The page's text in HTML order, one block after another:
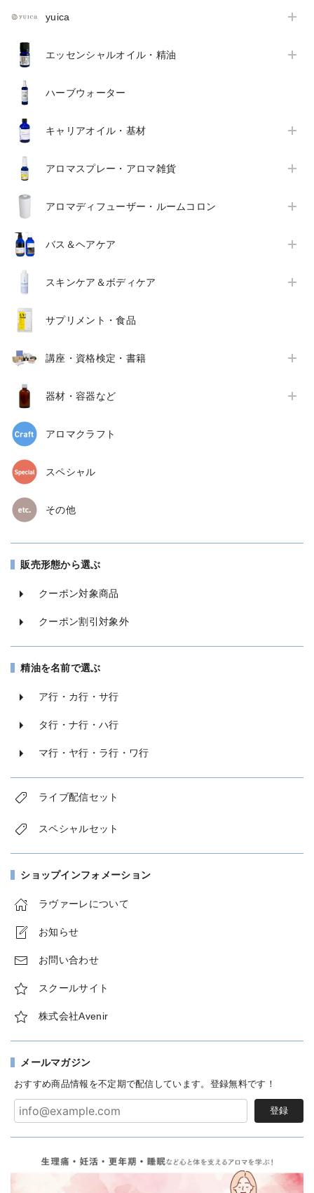
yuica
エッセンシャルオイル・精油
ハーブウォーター
キャリアオイル・基材
アロマスプレー・アロマ雑貨
アロマディフューザー・ルームコロン
バス＆ヘアケア
スキンケア＆ボディケア
サプリメント・食品
講座・資格検定・書籍
器材・容器など
アロマクラフト
スペシャル
その他
販売形態から選ぶ
クーポン対象商品
クーポン割引対象外
精油を名前で選ぶ
ア行・カ行・サ行
タ行・ナ行・ハ行
マ行・ヤ行・ラ行・ワ行
ライブ配信セット
スペシャルセット
ショップインフォメーション
ラヴァーレについて
お知らせ
お問い合わせ
スクールサイト
株式会社Avenir
メールマガジン
おすすめ商品情報を不定期で配信しています。登録無料です！
登録